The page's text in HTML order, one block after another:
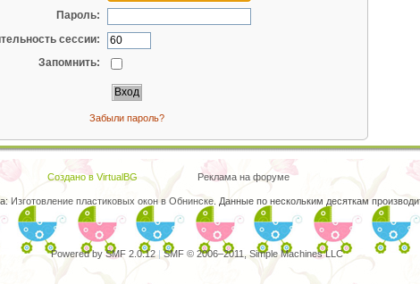
Пароль:
сессии:
Запомнить:
Забыли пароль?
Создано в VirtualBG Реклама на форуме
Изготовление пластиковых окон в Обнинске. Данные по нескольким десяткам
Powered by SMF 2.0.12|SMF © 2006–2011, Simple Machines LLC